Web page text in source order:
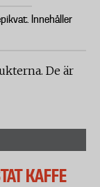
Innehåller
De är
KAFFE